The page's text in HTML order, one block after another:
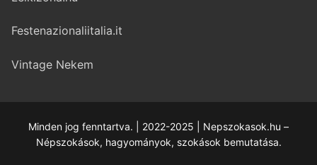
Festenazionaliitalia.it
Vintage Nekem
Minden jog fenntartva. | 2022-2025 | Nepszokasok.hu –
Népszokások, hagyományok, szokások bemutatása.